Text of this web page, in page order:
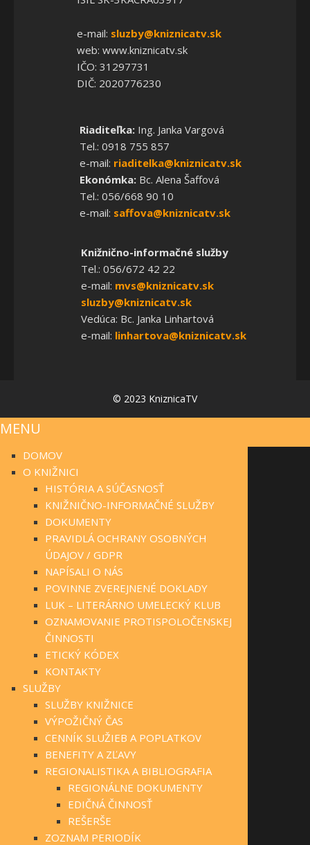
e-mail: sluzby@kniznicatv.sk
web: www.kniznicatv.sk
IČO: 31297731
DIČ: 2020776230
Riaditeľka:Ing. Janka Vargová
Tel.: 0918 755 857
e-mail: riaditelka@kniznicatv.sk
Ekonómka:Bc. Alena Šaffová
Tel.: 056/668 90 10
e-mail: saffova@kniznicatv.sk
Knižnično-informačné služby
Tel.: 056/672 42 22
e-mail: mvs@kniznicatv.sk
sluzby@kniznicatv.sk
Vedúca: Bc. Janka Linhartová
e-mail: linhartova@kniznicatv.sk
© 2023 KniznicaTV
MENU
DOMOV
O KNIŽNICI
HISTÓRIA A SÚČASNOSŤ
KNIŽNIČNO-INFORMAČNÉ SLUŽBY
DOKUMENTY
PRAVIDLÁ OCHRANY OSOBNÝCH
ÚDAJOV / GDPR
NAPÍSALI O NÁS
POVINNE ZVEREJNENÉ DOKLADY
LUK – LITERÁRNO UMELECKÝ KLUB
OZNAMOVANIE PROTISPOLOČENSKEJ
ČINNOSTI
ETICKÝ KÓDEX
KONTAKTY
SLUŽBY
SLUŽBY KNIŽNICE
VÝPOŽIČNÝ ČAS
CENNÍK SLUŽIEB A POPLATKOV
BENEFITY A ZĽAVY
REGIONALISTIKA A BIBLIOGRAFIA
REGIONÁLNE DOKUMENTY
EDIČNÁ ČINNOSŤ
REŠERŠE
ZOZNAM PERIODÍK